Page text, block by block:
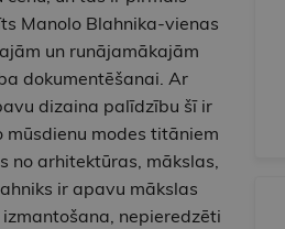
Manolo Blahnika-vienas
un runājamākajām
dokumentēšanai. Ar
dizaina palīdzību šī ir
modes titāniem
no arhitektūras, mākslas,
ir apavu mākslas
nepieredzēti